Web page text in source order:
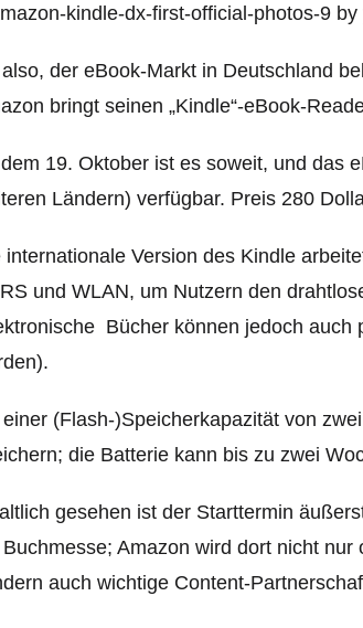
der eBook-Markt in Deutschland
bringt seinen „Kindle“-eBook-
19. Oktober ist es soweit, und das
Ländern) verfügbar. Preis 280
internationale Version des Kindle
und WLAN, um Nutzern den
Bücher können jedoch auch
einer (Flash-)Speicherkapazität von
die Batterie kann bis zu zwei
gesehen ist der Starttermin
Amazon wird dort nicht
auch wichtige Content-